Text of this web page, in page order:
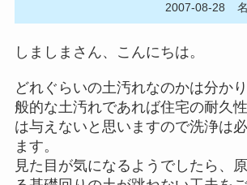
2007-08-28
しましまさん、こんにちは。
どれぐらいの土汚れなのかは分か
般的な土汚れであれば住宅の耐久
は与えないと思いますので洗浄は
ます。
見た目が気になるようでしたら、